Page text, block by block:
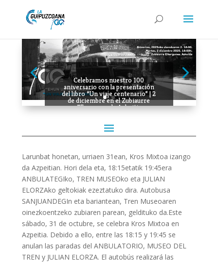
Celebramos nuestro 100
aniversario con la presentación
del libro “Un viaje centenario” | 2
de diciembre en el Zubiaurre
Elkargunea de Azkoitia
Larunbat honetan, urriaen 31ean, Kros Mixtoa izango
da Azpeitian. Hori dela eta, 18:15etatik 19:45era
ANBULATEGIko, TREN MUSEOko eta JULIAN
ELORZAko geltokiak ezeztatuko dira. Autobusa
SANJUANDEGIn eta bariantean, Tren Museoaren
oinezkoentzeko zubiaren parean, geldituko da.Este
sábado, 31 de octubre, se celebra Kros Mixtoa en
Azpeitia. Debido a ello, entre las 18:15 y 19:45 se
anulan las paradas del ANBULATORIO, MUSEO DEL
TREN y JULIAN ELORZA. El autobús realizará las